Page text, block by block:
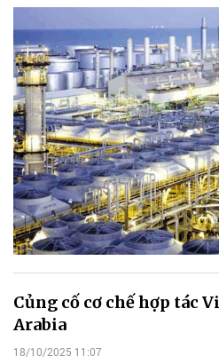
Củng cố cơ chế hợp tác
Arabia
18/10/2025 11:07